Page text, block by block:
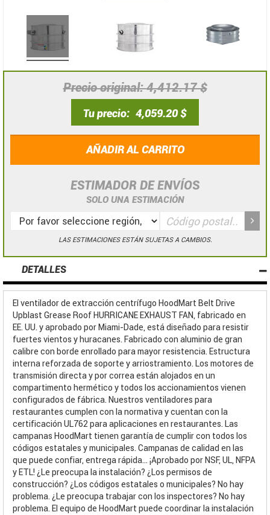
Precio original 4,412.17 $
Tu precio 4,059.20 $
AÑADIR AL CARRITO
ESTIMADOR DE ENVÍOS
SOLO UNA ESTIMACIÓN
LAS ESTIMACIONES ESTÁN SUJETAS A CAMBIOS.
DETALLES
El ventilador de extracción centrífugo HoodMart Belt Drive
Upblast Grease Roof HURRICANE EXHAUST FAN, fabricado en
EE. UU. y aprobado por Miami-Dade, está diseñado para resistir
fuertes vientos y huracanes. Fabricado con aluminio de gran
calibre con borde enrollado para mayor resistencia. Estructura
interna reforzada de soporte y arriostramiento. Los motores de
transmisión directa y por correa están alojados en un
compartimento hermético y todos los accionamientos vienen
configurados de fábrica. Nuestros ventiladores para
restaurantes cumplen con la normativa y cuentan con la
certificación UL762 para aplicaciones en restaurantes. Las
campanas HoodMart tienen garantía de cumplir con todos los
códigos estatales y municipales. Campanas de calidad en las
que puede confiar, entrega rápida... ¡Aprobado por NSF, UL, NFPA
y ETL! ¿Le preocupa la instalación? ¿Los permisos de
construcción? ¿Los códigos estatales o municipales? No hay
problema. ¿Le preocupa trabajar con los inspectores? No hay
problema. El equipo de HoodMart puede coordinar la instalación